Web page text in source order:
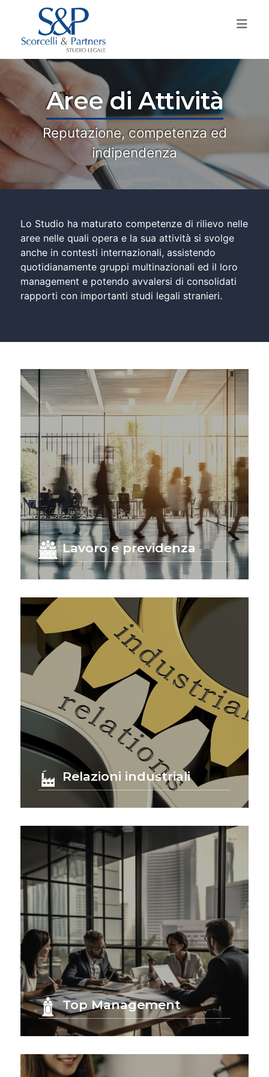
LO STUDIO
AREE DI ATTIVITÀ
Lavoro e previdenza
Relazioni industriali
Top Management
Contratti d’impresa
Convegni e Pubblicazioni
PROFESSIONISTI
Renato Scorcelli
Sara Huge
Elisa Lamari
Martina Corti
Leila Aidara
Marianna Savino
COLLABORAZIONI
Aree di Attività
Reputazione, competenza ed
indipendenza
Lo Studio ha maturato competenze di rilievo nelle
aree nelle quali opera e la sua attività si svolge
anche in contesti internazionali, assistendo
quotidianamente gruppi multinazionali ed il loro
management e potendo avvalersi di consolidati
rapporti con importanti studi legali stranieri.
Lavoro e previdenza
Relazioni industriali
Top Management